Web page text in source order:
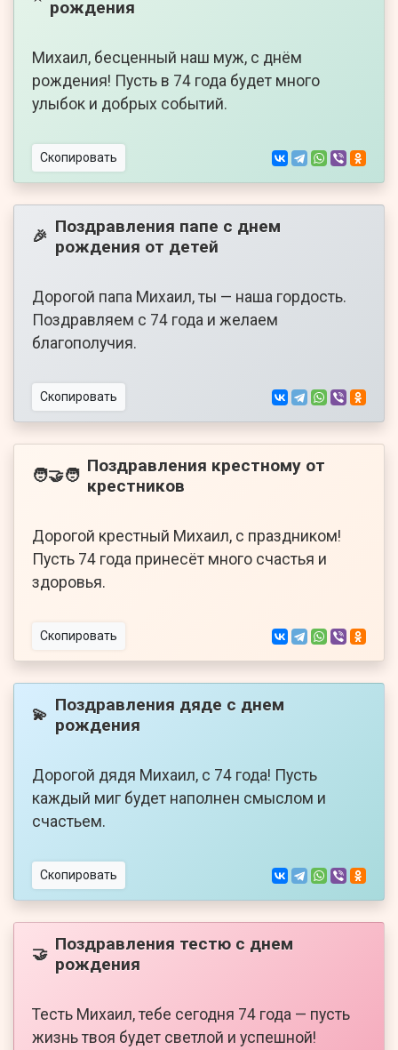
рождения
Михаил, бесценный наш муж, с днём
рождения! Пусть в 74 года будет много
улыбок и добрых событий.
Скопировать
🎉 Поздравления папе с днем
рождения от детей
Дорогой папа Михаил, ты — наша гордость.
Поздравляем с 74 года и желаем
благополучия.
Скопировать
🧑‍🤝‍🧑 Поздравления крестному от
крестников
Дорогой крестный Михаил, с праздником!
Пусть 74 года принесёт много счастья и
здоровья.
Скопировать
💫 Поздравления дяде с днем
рождения
Дорогой дядя Михаил, с 74 года! Пусть
каждый миг будет наполнен смыслом и
счастьем.
Скопировать
🤝 Поздравления тестю с днем
рождения
Тесть Михаил, тебе сегодня 74 года — пусть
жизнь твоя будет светлой и успешной!